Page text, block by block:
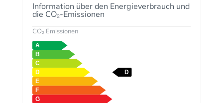
Information über den Energieverbrauch und
die CO₂-Emissionen
CO₂ Emissionen